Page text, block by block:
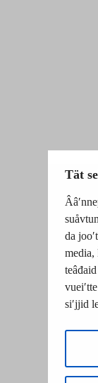
Tät
da
media,
siʹjjid